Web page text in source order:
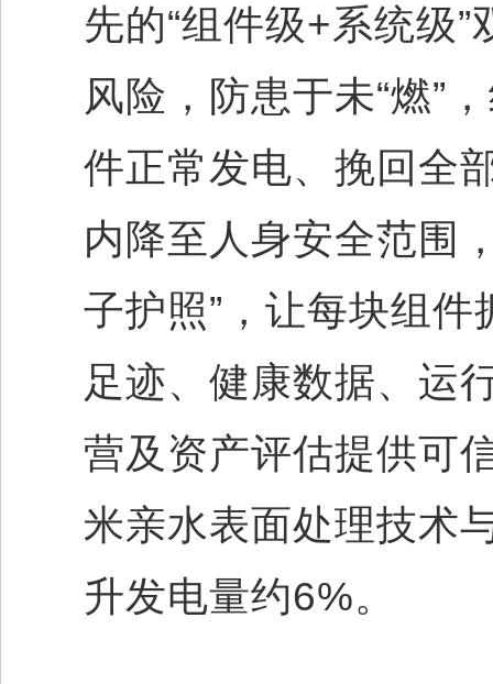
先的“组件级+系统级
风险，防患于未“燃”
件正常发电、挽回全
内降至人身安全范围
子护照”，让每块组
足迹、健康数据、运
营及资产评估提供可
米亲水表面处理技术
升发电量约6%。